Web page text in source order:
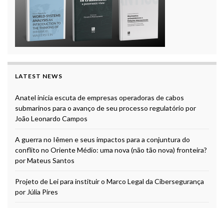
LATEST NEWS
Anatel inicia escuta de empresas operadoras de cabos
submarinos para o avanço de seu processo regulatório por
João Leonardo Campos
A guerra no Iêmen e seus impactos para a conjuntura do
conflito no Oriente Médio: uma nova (não tão nova) fronteira?
por Mateus Santos
Projeto de Lei para instituir o Marco Legal da Cibersegurança
por Júlia Pires